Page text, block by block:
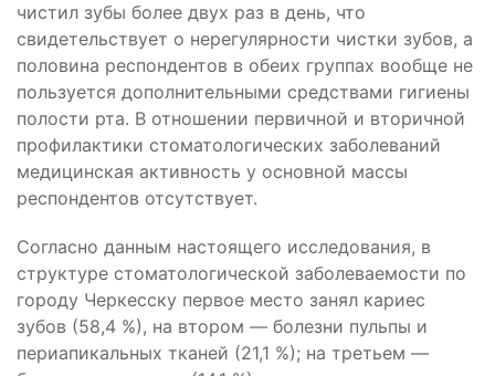
чистил зубы более двух раз в день, что
свидетельствует о нерегулярности чистки зубов, а
половина респондентов в обеих группах вообще не
пользуется дополнительными средствами гигиены
полости рта. В отношении первичной и вторичной
профилактики стоматологических заболеваний
медицинская активность у основной массы
респондентов отсутствует.
Согласно данным настоящего исследования, в
структуре стоматологической заболеваемости по
городу Черкесску первое место занял кариес
зубов (58,4 %), на втором — болезни пульпы и
периапикальных тканей (21,1 %); на третьем —